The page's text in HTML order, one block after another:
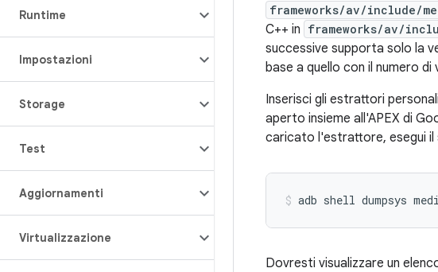
Runtime
Impostazioni
Storage
Test
Aggiornamenti
Virtualizzazione
frameworks/av/include/
C++ in frameworks/av/
successive supporta solo la
base a quello con il numero di
Inserisci gli estrattori
aperto insieme all'APEX di
caricato l'estrattore, esegui il
adb shell dumpsys
Dovresti visualizzare un